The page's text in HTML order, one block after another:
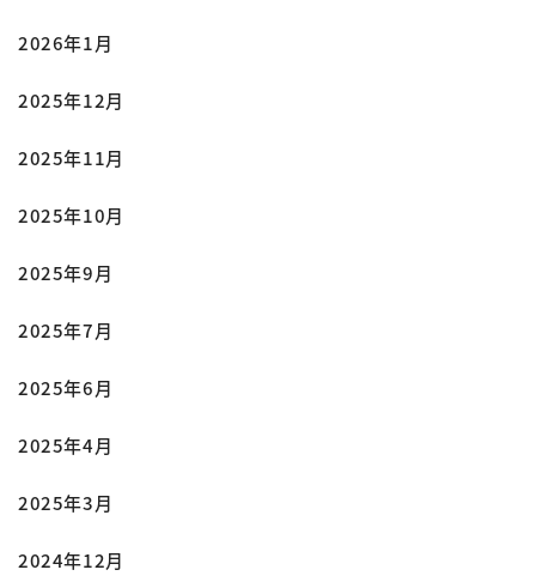
2026年1月
2025年12月
2025年11月
2025年10月
2025年9月
2025年7月
2025年6月
2025年4月
2025年3月
2024年12月